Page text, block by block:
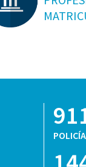
POLICÍA